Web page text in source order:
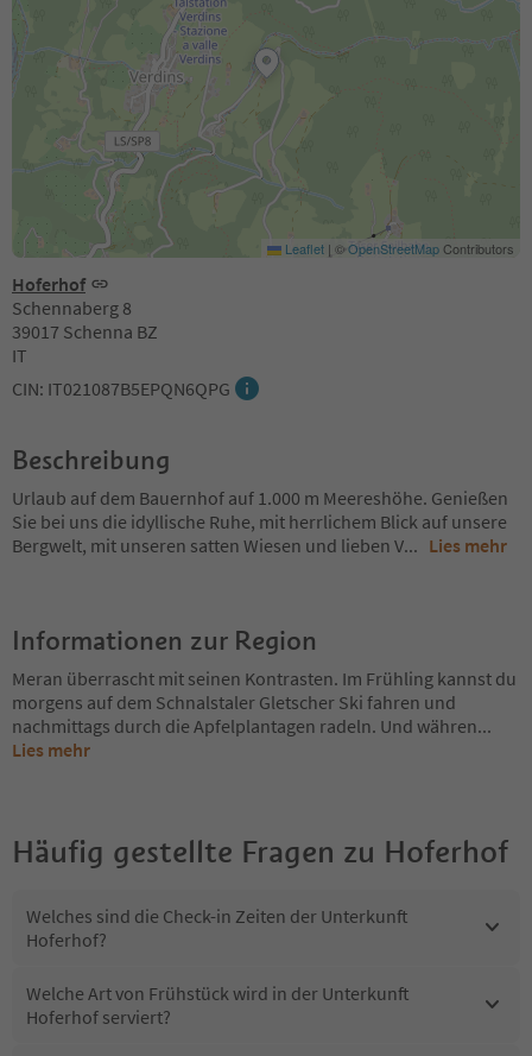
Hoferhof
Schennaberg 8
39017 Schenna BZ
IT
CIN: IT021087B5EPQN6QPG
Leaflet | ©OpenStreetMapContributors
Beschreibung
Urlaub auf dem Bauernhof auf 1.000 m Meereshöhe. Genießen
Sie bei uns die idyllische Ruhe, mit herrlichem Blick auf unsere
Bergwelt, mit unseren satten Wiesen und lieben V... Lies mehr
Informationen zur Region
Meran überrascht mit seinen Kontrasten. Im Frühling kannst du
morgens auf dem Schnalstaler Gletscher Ski fahren und
nachmittags durch die Apfelplantagen radeln. Und währen...
Lies mehr
Häufig gestellte Fragen zu Hoferhof
Welches sind die Check-in Zeiten der Unterkunft
Hoferhof?
Welche Art von Frühstück wird in der Unterkunft
Hoferhof serviert?